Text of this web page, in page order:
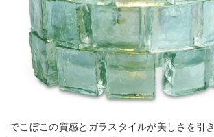
でこぼこの質感とガラスタイルが美しさを引